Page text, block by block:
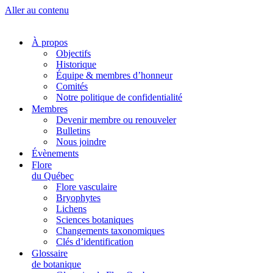
Aller au contenu
À propos
Objectifs
Historique
Équipe & membres d’honneur
Comités
Notre politique de confidentialité
Membres
Devenir membre ou renouveler
Bulletins
Nous joindre
Évènements
Flore
du Québec
Flore vasculaire
Bryophytes
Lichens
Sciences botaniques
Changements taxonomiques
Clés d’identification
Glossaire
de botanique